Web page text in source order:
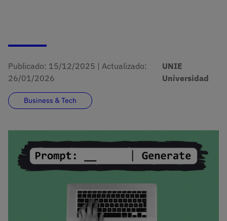
Publicado: 15/12/2025 | Actualizado:
26/01/2026
UNIE
Universidad
Business & Tech